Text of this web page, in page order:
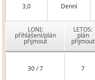
3,0 Denní
LONI:
přihlášení/plán
přijmout
LETOS:
plán
přijmout
30 / 7 7